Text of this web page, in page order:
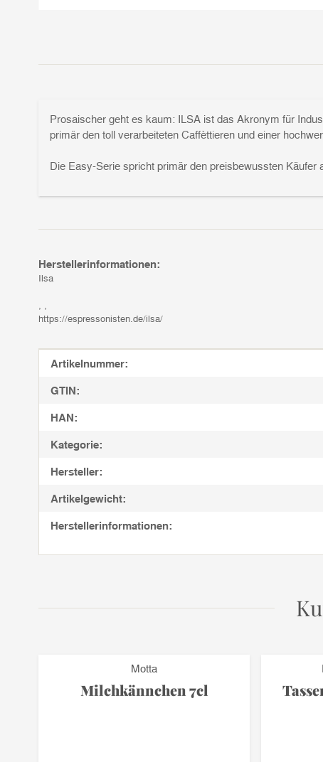
Prosaischer geht es kaum: ILSA ist das Akronym für
primär den toll verarbeiteten Caffèttieren und einer
Die Easy-Serie spricht primär den preisbewussten Käufer
Herstellerinformationen:
Ilsa
https://espressonisten.de/ilsa/
Produkteigenschaft
Wert
Artikelnummer:
GTIN:
HAN:
Kategorie:
Hersteller:
Artikelgewicht:
Herstellerinformationen:
Motta
Milchkännchen 7cl